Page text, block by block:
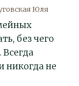
Юля
без чего
никогда не